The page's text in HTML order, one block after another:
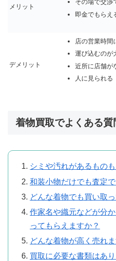
メリット
その場で交渉
即金でもらえ
デメリット
店の営業時間
運び込むのが
近所に店舗が
人に見られる
着物買取でよくある質
シミや汚れがあるもの
和装小物だけでも査定
どんな着物でも買い取
作家名や織元などが分
ってもらえますか？
どんな着物が高く売れま
買取に必要な書類はあ